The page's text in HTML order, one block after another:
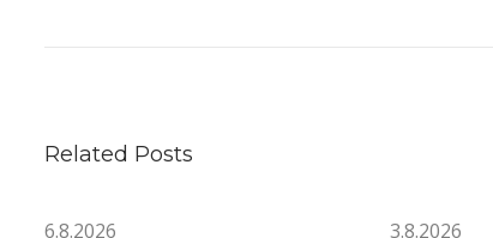
iRelated Posts
6.8.2026 3.8.2026